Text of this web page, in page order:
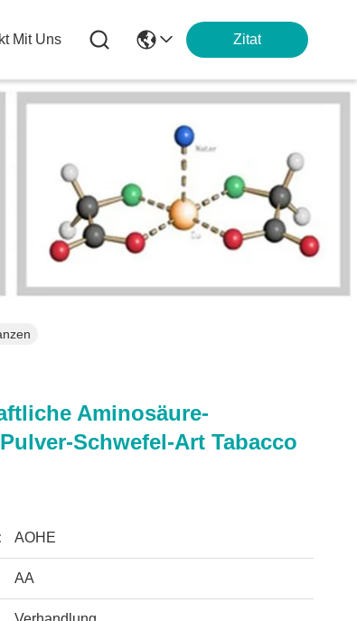
Mit Uns Zitat
Aminosäure-
Schwefel-Art Tabacco
AOHE
AA